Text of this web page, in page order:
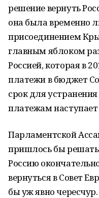
решение вернуть
она была временно
присоединением
главным яблоком
Россией, которая в
платежи в бюджет
срок для
платежам
Парламентской
пришлось бы решать
Россию
вернуться в Совет
бы уж явно